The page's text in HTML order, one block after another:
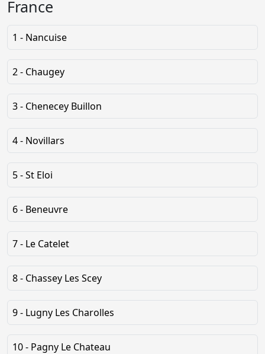
France
1 - Nancuise
2 - Chaugey
3 - Chenecey Buillon
4 - Novillars
5 - St Eloi
6 - Beneuvre
7 - Le Catelet
8 - Chassey Les Scey
9 - Lugny Les Charolles
10 - Pagny Le Chateau